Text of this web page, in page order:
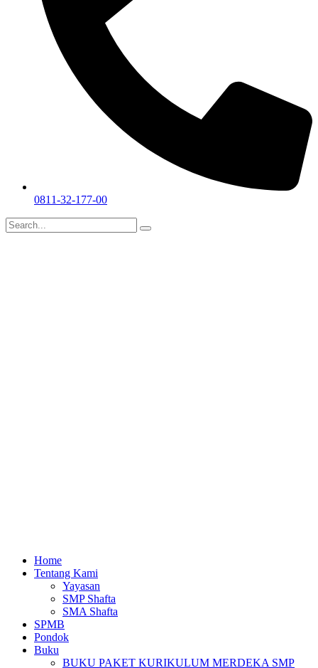
0811-32-177-00
Home
Tentang Kami
Yayasan
SMP Shafta
SMA Shafta
SPMB
Pondok
Buku
BUKU PAKET KURIKULUM MERDEKA SMP